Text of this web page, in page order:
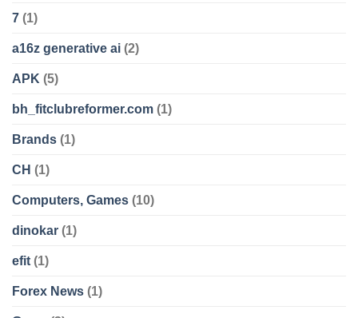
7 (1)
a16z generative ai (2)
APK (5)
bh_fitclubreformer.com (1)
Brands (1)
CH (1)
Computers, Games (10)
dinokar (1)
efit (1)
Forex News (1)